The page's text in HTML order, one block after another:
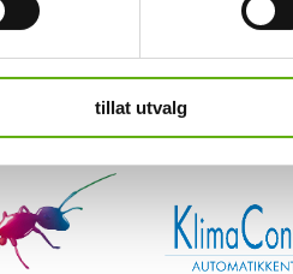
tillat utvalg
Samarbeidspartnere
samarbeid over flere år.